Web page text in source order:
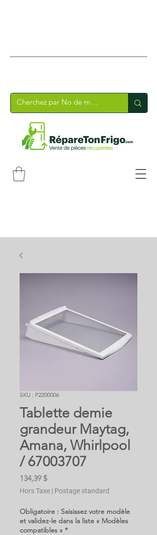
SKU : P2200006
Tablette demie
grandeur Maytag,
Amana, Whirlpool
/ 67003707
134,39 $Prix
Hors Taxe | Postage standard
Obligatoire : Saisissez votre modèle
et validez-le dans la liste « Modèles
compatibles » *